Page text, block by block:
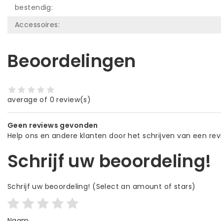
bestendig:
Accessoires:
Beoordelingen
average of 0 review(s)
Geen reviews gevonden
Help ons en andere klanten door het schrijven van een
Schrijf uw beoordeling!
Schrijf uw beoordeling! (Select an amount of stars)